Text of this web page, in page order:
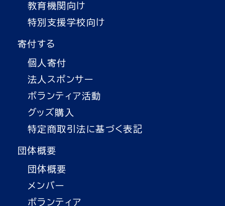
教育機関向け
特別支援学校向け
寄付する
個人寄付
法人スポンサー
ボランティア活動
グッズ購入
特定商取引法に基づく表記
団体概要
団体概要
メンバー
ボランティア